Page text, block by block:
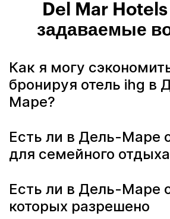
Del Mar
задаваемые
Как я могу
бронируя отель ihg в
Маре?
Есть ли в Дель-Маре
для семейного
Есть ли в Дель-Маре
которых разрешено